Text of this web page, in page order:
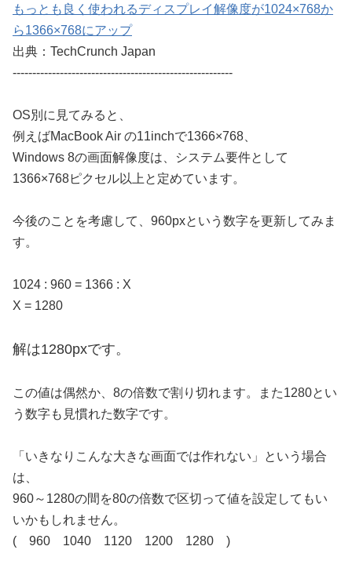
もっとも良く使われるディスプレイ解像度が1024×768か
ら1366×768にアップ
出典：TechCrunch Japan
--------------------------------------------------------
OS別に見てみると、
例えばMacBook Air の11inchで1366×768、
Windows 8の画面解像度は、システム要件として
1366×768ピクセル以上と定めています。
今後のことを考慮して、960pxという数字を更新してみま
す。
1024 : 960 = 1366 : X
X = 1280
解は1280pxです。
この値は偶然か、8の倍数で割り切れます。また1280とい
う数字も見慣れた数字です。
「いきなりこんな大きな画面では作れない」という場合
は、
960～1280の間を80の倍数で区切って値を設定してもい
いかもしれません。
( 960 1040 1120 1200 1280 )